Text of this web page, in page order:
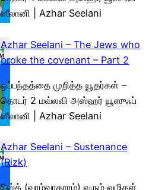
ஸீலானி | Azhar Seelani
Azhar Seelani – The Jews who
broke the covenant – Part 2
ஒப்பந்தத்தை முறித்த யூதர்கள் –
தொடர் 2 மவ்லவி அஸ்ஹர் யூஸுஃப்
ஸீலானி | Azhar Seelani
Azhar Seelani – Sustenance
(Rizk)
ரிஸ்க் (வாழ்வாதாரம்) வரும் வழிகள்